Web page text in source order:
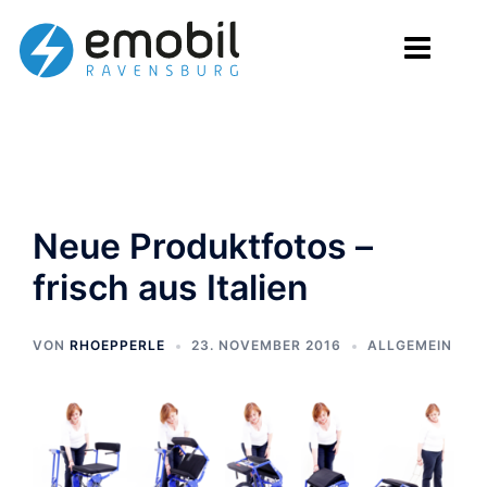
Inhalt
springen
Neue Produktfotos –
frisch aus Italien
VON RHOEPPERLE 23. NOVEMBER 2016 ALLGEMEIN